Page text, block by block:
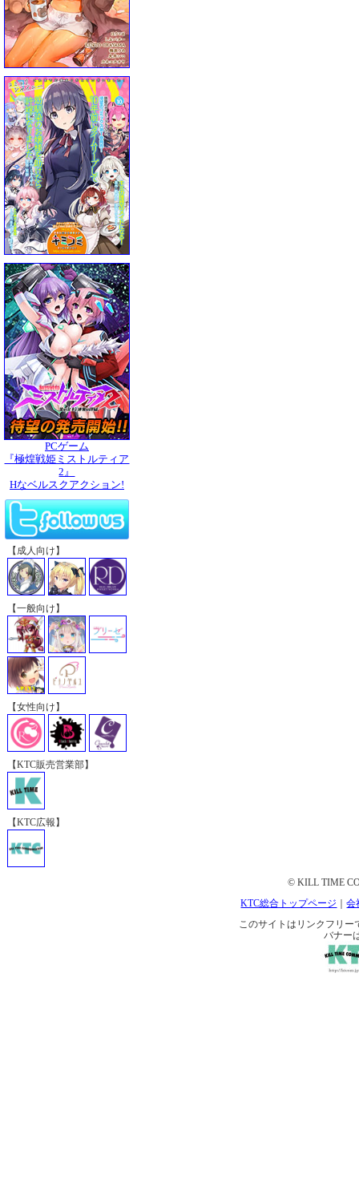
PCゲーム
『極煌戦姫ミストルティア
2』
Hなベルスクアクション!
【成人向け】
【一般向け】
【女性向け】
【KTC販売営業部】
【KTC広報】
© KILL TIME
KTC総合トップページ
｜会
このサイトはリンクフリー
バナー